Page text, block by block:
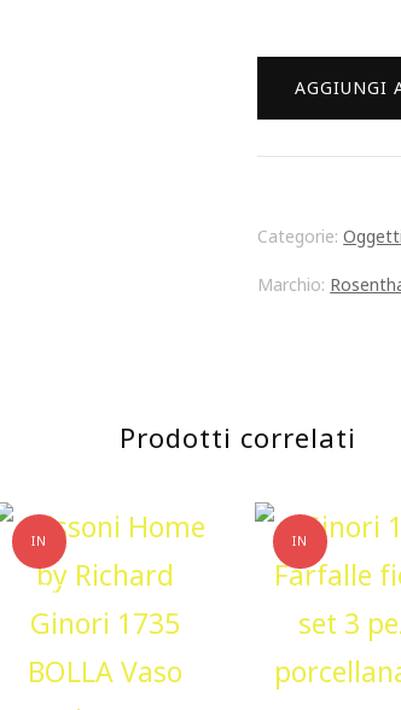
Rosenthal
Mesh
Servizio
Walnut
porcellana
quantità
AGGIUNGI
Categorie:
Marchio:
Prodotti correlati
IN
OFFERTA!
IN
OFFERTA!